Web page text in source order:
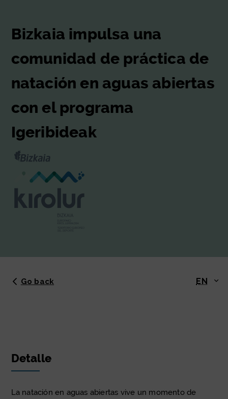
Bizkaia impulsa una
comunidad de práctica de
natación en aguas abiertas
con el programa
Igeribideak
Go back EN
Detalle
La natación en aguas abiertas vive un momento de